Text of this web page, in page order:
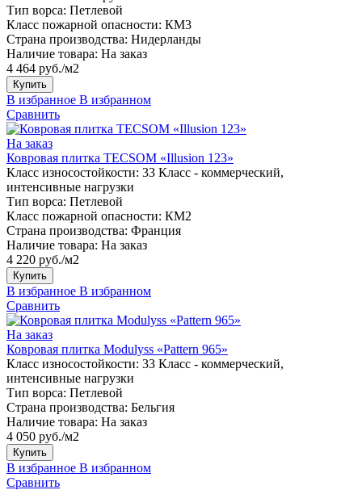
Тип ворса: Петлевой
Класс пожарной опасности: КМ3
Страна производства: Нидерланды
Наличие товара: На заказ
4 464 руб./м2
Купить
В избранное В избранном
Сравнить
На заказ
Ковровая плитка TECSOM «Illusion 123»
Класс износостойкости: 33 Класс - коммерческий,
интенсивные нагрузки
Тип ворса: Петлевой
Класс пожарной опасности: КМ2
Страна производства: Франция
Наличие товара: На заказ
4 220 руб./м2
Купить
В избранное В избранном
Сравнить
На заказ
Ковровая плитка Modulyss «Pattern 965»
Класс износостойкости: 33 Класс - коммерческий,
интенсивные нагрузки
Тип ворса: Петлевой
Страна производства: Бельгия
Наличие товара: На заказ
4 050 руб./м2
Купить
В избранное В избранном
Сравнить